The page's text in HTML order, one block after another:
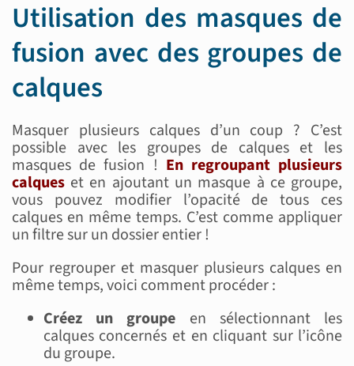
Utilisation des masques de
fusion avec des groupes de
calques
Masquer plusieurs calques d’un coup ? C’est
possible avec les groupes de calques et les
masques de fusion ! En regroupant plusieurs
calqueset en ajoutant un masque à ce groupe,
vous pouvez modifier l’opacité de tous ces
calques en même temps. C’est comme appliquer
un filtre sur un dossier entier !
Pour regrouper et masquer plusieurs calques en
même temps, voici comment procéder :
Créez un groupe en sélectionnant les
calques concernés et en cliquant sur l’icône
du groupe.